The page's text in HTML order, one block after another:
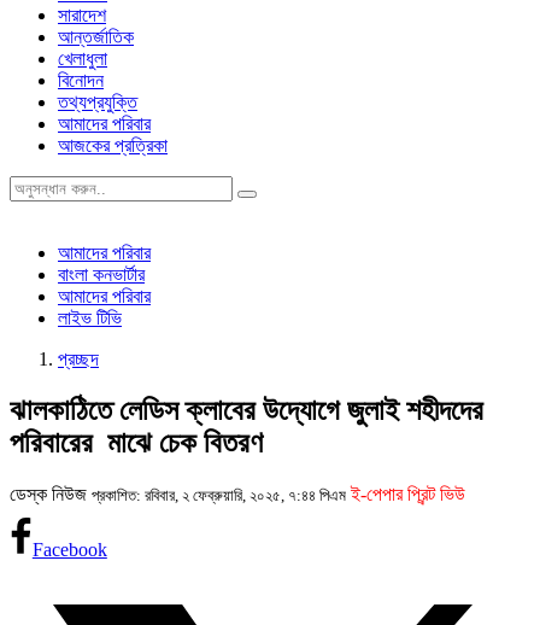
সারাদেশ
আন্তর্জাতিক
খেলাধুলা
বিনোদন
তথ্যপ্রযুক্তি
আমাদের পরিবার
আজকের প্রত্রিকা
আমাদের পরিবার
বাংলা কনভার্টার
আমাদের পরিবার
লাইভ টিভি
প্রচ্ছদ
ঝালকাঠিতে লেডিস ক্লাবের উদ্যোগে জুলাই শহীদদের
পরিবারের মাঝে চেক বিতরণ
ডেস্ক নিউজ প্রকাশিত: রবিবার, ২ ফেব্রুয়ারি, ২০২৫, ৭:৪৪ পিএম ই-পেপার প্রিন্ট ভিউ
Facebook